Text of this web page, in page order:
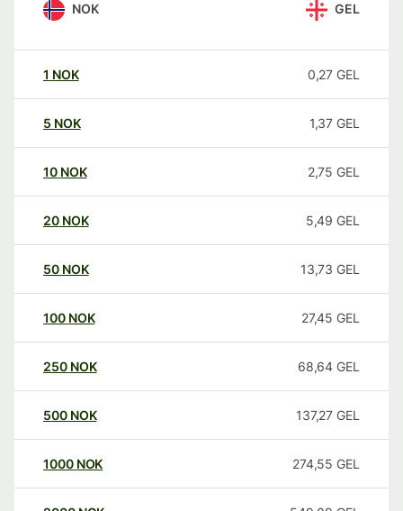
NOK GEL
1 NOK 0,27 GEL
5 NOK 1,37 GEL
10 NOK 2,75 GEL
20 NOK 5,49 GEL
50 NOK 13,73 GEL
100 NOK 27,45 GEL
250 NOK 68,64 GEL
500 NOK 137,27 GEL
1000 NOK 274,55 GEL